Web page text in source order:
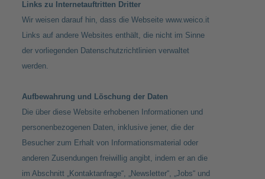
Links zu Internetauftritten Dritter
Wir weisen darauf hin, dass die Webseite www.weico.it
Links auf andere Websites enthält, die nicht im Sinne
der vorliegenden Datenschutzrichtlinien verwaltet
werden.
Aufbewahrung und Löschung der Daten
Die über diese Website erhobenen Informationen und
personenbezogenen Daten, inklusive jener, die der
Besucher zum Erhalt von Informationsmaterial oder
anderen Zusendungen freiwillig angibt, indem er an die
im Abschnitt „Kontaktanfrage“, „Newsletter“, „Jobs“ und